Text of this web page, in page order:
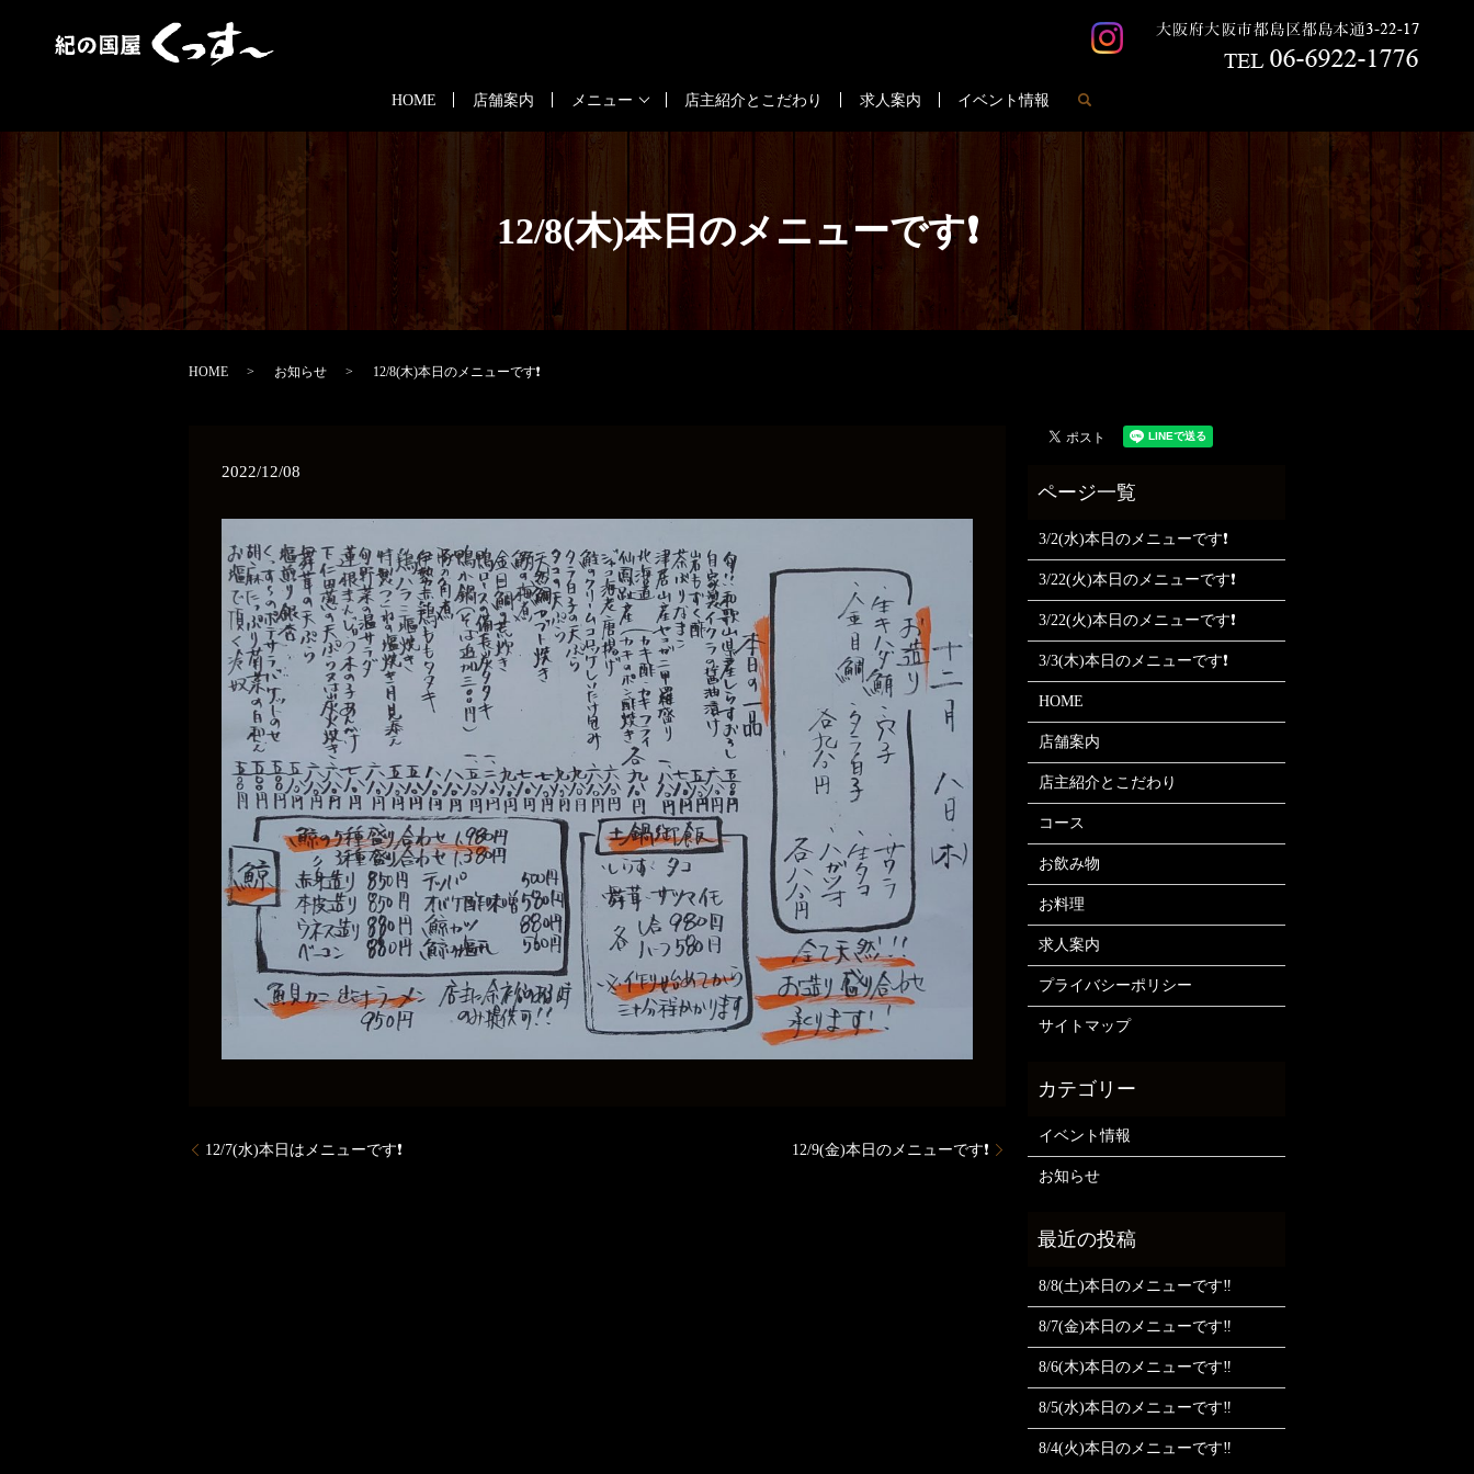
HOME 店舗案内 メニュー 店主紹介とこだわり 求人案内 イベント情報
12/8(木)本日のメニューです❗
HOME お知らせ 12/8(木)本日のメニューです❗
2022/12/08
12/7(水)本日はメニューです❗ 12/9(金)本日のメニューです❗
3/2(水)本日のメニューです❗
3/22(火)本日のメニューです❗
3/22(火)本日のメニューです❗
3/3(木)本日のメニューです❗
HOME
店舗案内
店主紹介とこだわり
コース
お飲み物
お料理
求人案内
プライバシーポリシー
サイトマップ
イベント情報
お知らせ
8/8(土)本日のメニューです‼️
8/7(金)本日のメニューです‼️
8/6(木)本日のメニューです‼️
8/5(水)本日のメニューです‼️
8/4(火)本日のメニューです‼️